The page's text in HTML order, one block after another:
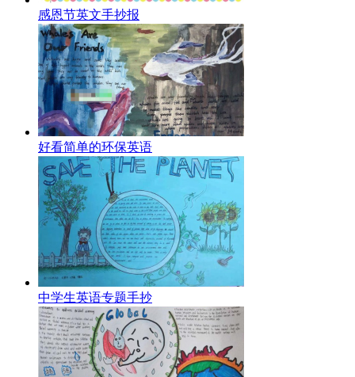
感恩节英文手抄报
好看简单的环保英语
中学生英语专题手抄